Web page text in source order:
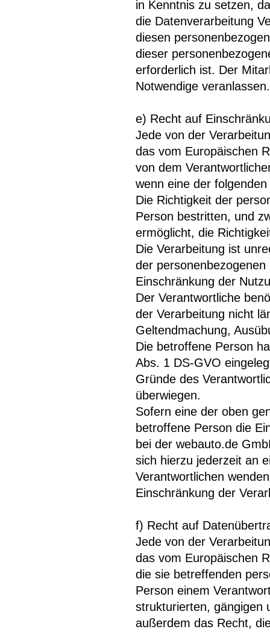
in Kenntnis zu setzen,
die Datenverarbeitung
diesen
dieser
erforderlich ist. Der
Notwendige veranlassen.
e) Recht auf
Jede von der
das vom Europäischen
von dem
wenn eine der
Die Richtigkeit der
Person bestritten, und
ermöglicht, die
Die Verarbeitung ist
der
Einschränkung der
Der Verantwortliche
der Verarbeitung nicht
Geltendmachung,
Die betroffene Person
Abs. 1 DS-GVO
Gründe des
überwiegen.
Sofern eine der oben
betroffene Person die
bei der webauto.de
sich hierzu jederzeit an
Verantwortlichen
Einschränkung der
f) Recht auf
Jede von der
das vom Europäischen
die sie betreffenden
Person einem
strukturierten, gängigen
außerdem das Recht,